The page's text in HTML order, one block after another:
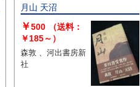
月山 天沼
￥500
（送料：
￥185～）
森敦 、河出書房新
社